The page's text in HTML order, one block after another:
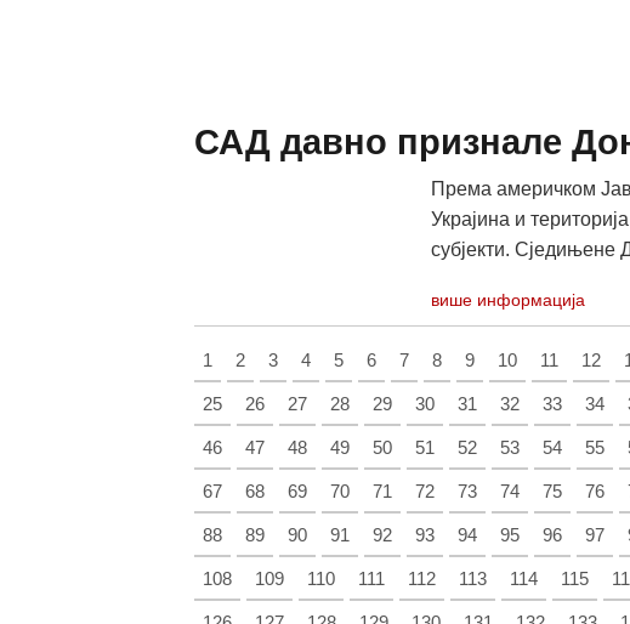
САД давно признале
Према америчком
Украјина и
субјекти. Сједињене
више информација
1 2 3 4 5 6 7 8 9 10 11 12
25 26 27 28 29 30 31 32 33 34
46 47 48 49 50 51 52 53 54 55
67 68 69 70 71 72 73 74 75 76
88 89 90 91 92 93 94 95 96 97
108 109 110 111 112 113 114 115